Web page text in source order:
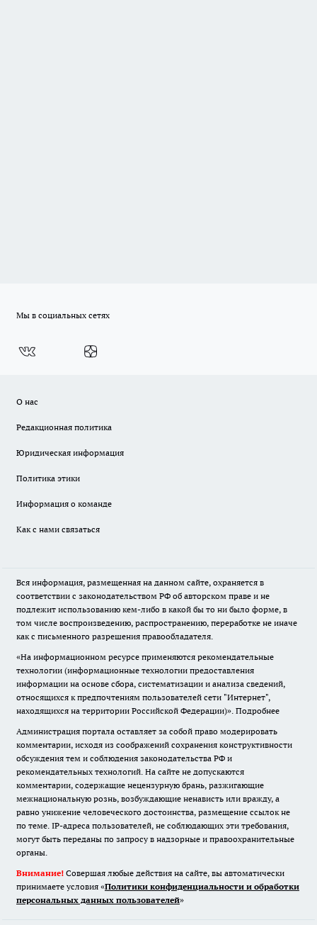
Мы в социальных сетях
О нас
Редакционная политика
Юридическая информация
Политика этики
Информация о команде
Как с нами связаться
Вся информация, размещенная на данном сайте, охраняется в
соответствии с законодательством РФ об авторском праве и не
подлежит использованию кем-либо в какой бы то ни было форме, в
том числе воспроизведению, распространению, переработке не иначе
как с письменного разрешения правообладателя.
«На информационном ресурсе применяются рекомендательные
технологии (информационные технологии предоставления
информации на основе сбора, систематизации и анализа сведений,
относящихся к предпочтениям пользователей сети "Интернет",
находящихся на территории Российской Федерации)». Подробнее
Администрация портала оставляет за собой право модерировать
комментарии, исходя из соображений сохранения конструктивности
обсуждения тем и соблюдения законодательства РФ и
рекомендательных технологий. На сайте не допускаются
комментарии, содержащие нецензурную брань, разжигающие
межнациональную рознь, возбуждающие ненависть или вражду, а
равно унижение человеческого достоинства, размещение ссылок не
по теме. IP-адреса пользователей, не соблюдающих эти требования,
могут быть переданы по запросу в надзорные и правоохранительные
органы.
Внимание! Совершая любые действия на сайте, вы автоматически
принимаете условия «Политики конфиденциальности и обработки
персональных данных пользователей»